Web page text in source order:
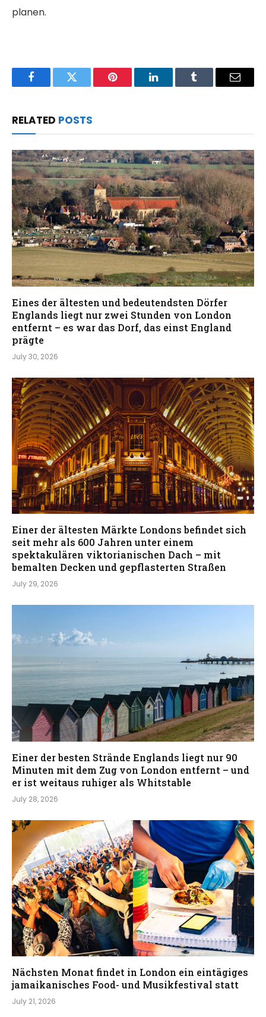
planen.
FacebookTwitter Pinterest LinkedInTumblr Email
RELATED POSTS
Eines der ältesten und bedeutendsten Dörfer
Englands liegt nur zwei Stunden von London
entfernt – es war das Dorf, das einst England
prägte
July 30, 2026
Einer der ältesten Märkte Londons befindet sich
seit mehr als 600 Jahren unter einem
spektakulären viktorianischen Dach – mit
bemalten Decken und gepflasterten Straßen
July 29, 2026
Einer der besten Strände Englands liegt nur 90
Minuten mit dem Zug von London entfernt – und
er ist weitaus ruhiger als Whitstable
July 28, 2026
Nächsten Monat findet in London ein eintägiges
jamaikanisches Food- und Musikfestival statt
July 21, 2026